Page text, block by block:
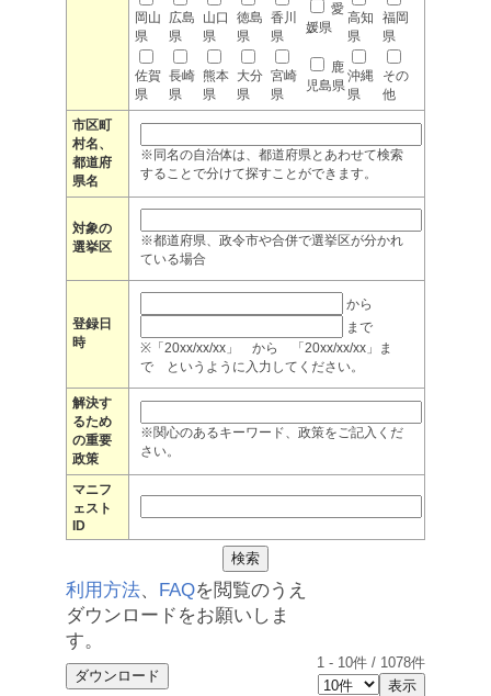
岡山
県
広島
県
山口
県
徳島
県
香川
県
愛
媛県
高知
県
福岡
県
佐賀
県
長崎
県
熊本
県
大分
県
宮崎
県
鹿
児島県
沖縄
県
その
他
市区町
村名、
都道府
県名
※同名の自治体は、都道府県とあわせて検索
することで分けて探すことができます。
対象の
選挙区
※都道府県、政令市や合併で選挙区が分かれ
ている場合
登録日
時
から
まで
※「20xx/xx/xx」 から 「20xx/xx/xx」ま
で というように入力してください。
解決す
るため
の重要
政策
※関心のあるキーワード、政策をご記入くだ
さい。
マニフ
ェスト
ID
利用方法、 FAQを閲覧のうえ
ダウンロードをお願いしま
す。
1 - 10件 / 1078件